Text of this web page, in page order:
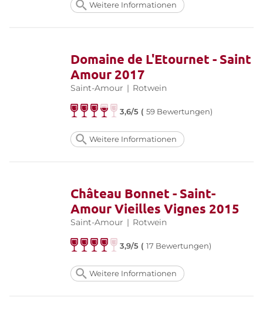
Weitere Informationen
Domaine de L'Etournet - Saint
Amour 2017
Saint-Amour | Rotwein
3,6/5 (59 Bewertungen)
Weitere Informationen
Château Bonnet - Saint-
Amour Vieilles Vignes 2015
Saint-Amour | Rotwein
3,9/5 (17 Bewertungen)
Weitere Informationen